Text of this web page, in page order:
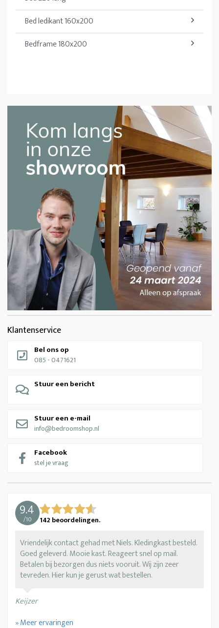
Klantenservice
Bel ons op
085 - 0471621
Stuur een bericht
Stuur een e-mail
info@bedroomshop.nl
Facebook
stel je vraag
9.4
/10 142 beoordelingen.
Vriendelijk contact gehad met Niels. Kledingkast besteld.
Goed geleverd. Mooie kast. Reageert snel op mail.
Betalen bij bezorgen dus niets vooruit. Wij zijn zeer
tevreden. Hier kun je gerust wat bestellen.
Keijzer
» Meer ervaringen
Bed ledikant 160x200
Bedframe 180x200